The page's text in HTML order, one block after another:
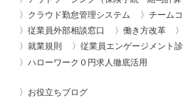
クラウド勤怠管理システム
チーム
従業員外部相談窓口
働き方改革
就業規則
従業員エンゲージメント
ハローワーク０円求人徹底活用
お役立ちブログ